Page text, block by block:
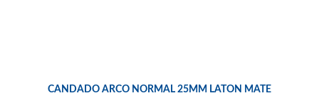
CANDADO ARCO NORMAL 25MM LATON MATE